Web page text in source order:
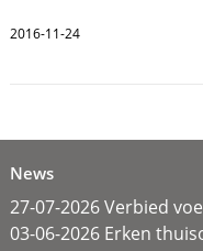
2016-11-24
News
27-07-2026 Verbied
03-06-2026 Erken